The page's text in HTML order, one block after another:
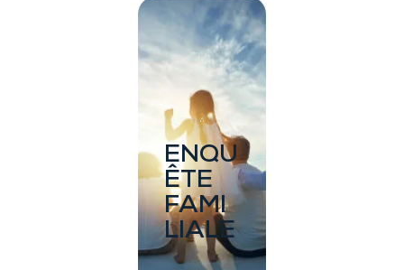
ENQU
ÊTE
FAMI
LIALE